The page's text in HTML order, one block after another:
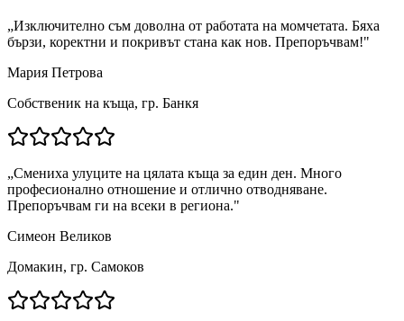
„Изключително съм доволна от работата на момчетата. Бяха
бързи, коректни и покривът стана как нов. Препоръчвам!"
Мария Петрова
Собственик на къща, гр. Банкя
„Смениха улуците на цялата къща за един ден. Много
професионално отношение и отлично отводняване.
Препоръчвам ги на всеки в региона."
Симеон Великов
Домакин, гр. Самоков